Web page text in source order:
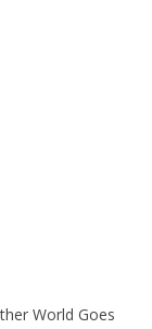
World Goes